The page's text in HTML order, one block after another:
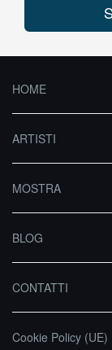
HOME
ARTISTI
MOSTRA
BLOG
CONTATTI
Cookie Policy (UE)